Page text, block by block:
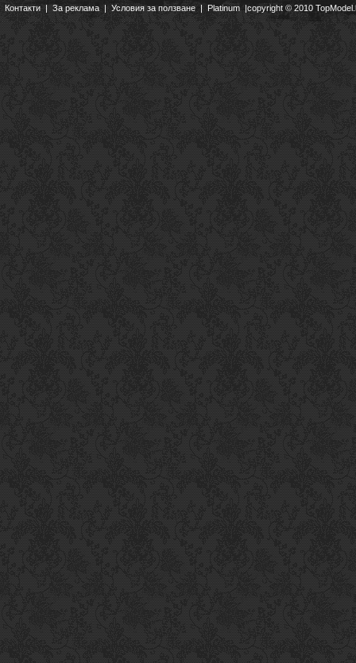
Контакти|За реклама | Условия за ползване | Platinum |copyright © 2010